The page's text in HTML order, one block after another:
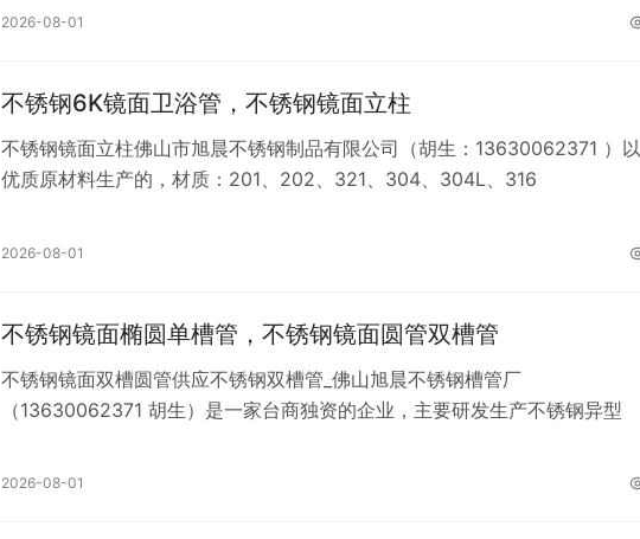
2026-08-01
不锈钢6K镜面卫浴管，不锈钢镜面立柱
不锈钢镜面立柱佛山市旭晨不锈钢制品有限公司（胡生：13630062371 ）以
优质原材料生产的，材质：201、202、321、304、304L、316
2026-08-01
不锈钢镜面椭圆单槽管，不锈钢镜面圆管双槽管
不锈钢镜面双槽圆管供应不锈钢双槽管_佛山旭晨不锈钢槽管厂
（13630062371 胡生）是一家台商独资的企业，主要研发生产不锈钢异型
2026-08-01